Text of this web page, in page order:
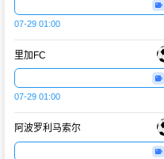
07-29 01:00
里加FC
07-29 01:00
阿波罗利马索尔